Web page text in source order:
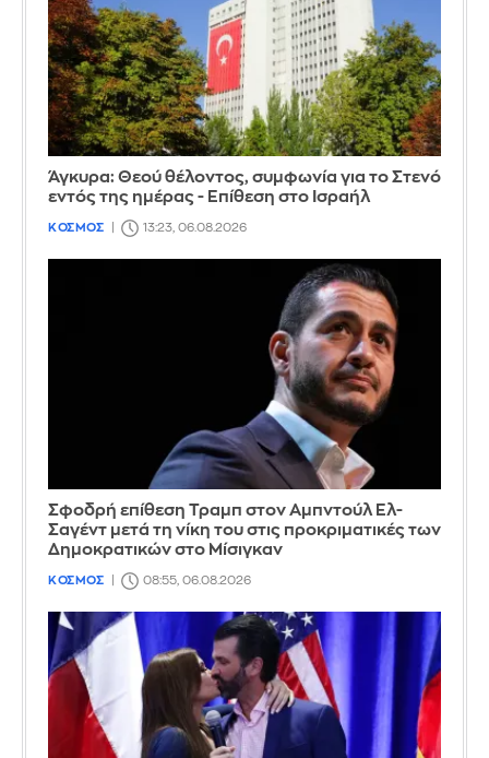
Άγκυρα: Θεού θέλοντος, συμφωνία για το Στενό
εντός της ημέρας - Επίθεση στο Ισραήλ
ΚΟΣΜΟΣ 13:23, 06.08.2026
Σφοδρή επίθεση Τραμπ στον Αμπντούλ Ελ-
Σαγέντ μετά τη νίκη του στις προκριματικές των
Δημοκρατικών στο Μίσιγκαν
ΚΟΣΜΟΣ 08:55, 06.08.2026